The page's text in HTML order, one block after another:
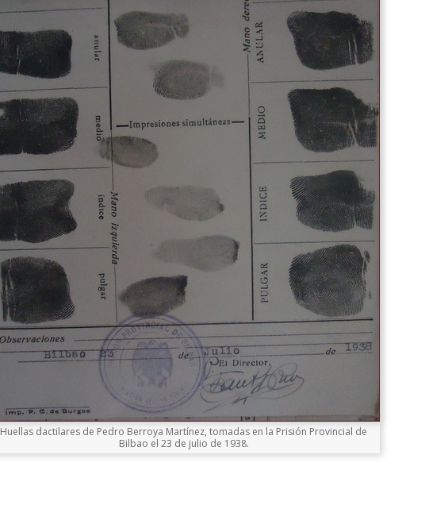
Huellas dactilares de Pedro Berroya Martínez, tomadas en la Prisión Provincial de
Bilbao el 23 de julio de 1938.